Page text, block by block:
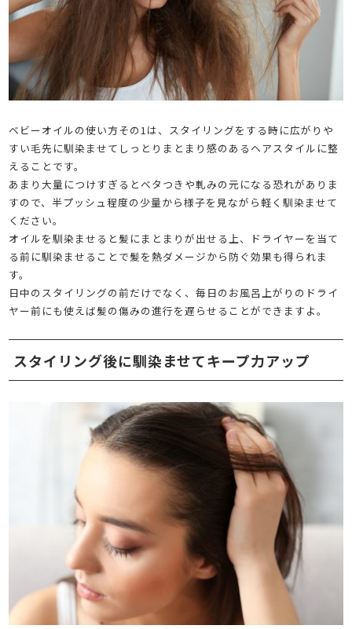
ベビーオイルの使い方その1は、スタイリングをする時に広がりや
すい毛先に馴染ませてしっとりまとまり感のあるヘアスタイルに整
えることです。
あまり大量につけすぎるとベタつきや軋みの元になる恐れがありま
すので、半プッシュ程度の少量から様子を見ながら軽く馴染ませて
ください。
オイルを馴染ませると髪にまとまりが出せる上、ドライヤーを当て
る前に馴染ませることで髪を熱ダメージから防ぐ効果も得られま
す。
日中のスタイリングの前だけでなく、毎日のお風呂上がりのドライ
ヤー前にも使えば髪の傷みの進行を遅らせることができますよ。
スタイリング後に馴染ませてキープ力アップ